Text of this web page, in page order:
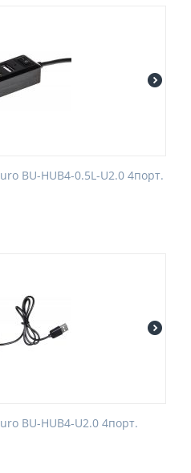
BU-HUB4-0.5L-U2.0 4порт.
BU-HUB4-U2.0 4порт.